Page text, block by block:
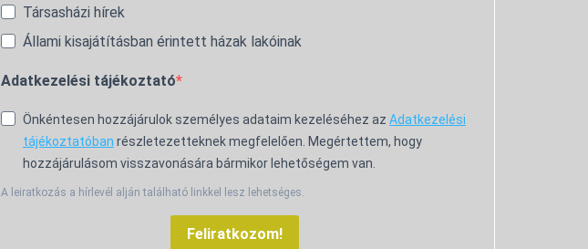
Társasházi hírek
Állami kisajátításban érintett házak lakóinak
Adatkezelési tájékoztató
Önkéntesen hozzájárulok személyes adataim kezeléséhez az Adatkezelési
tájékoztatóban részletezetteknek megfelelően. Megértettem, hogy
hozzájárulásom visszavonására bármikor lehetőségem van.
A leiratkozás a hírlevél alján található linkkel lesz lehetséges.
Feliratkozom!